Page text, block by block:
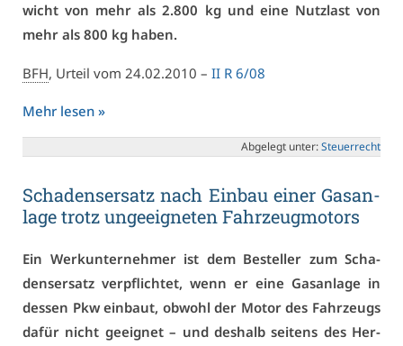
wicht von mehr als 2.800 kg und ei­ne Nutz­last von
mehr als 800 kg ha­ben.
BFH, Ur­teil vom 24.02.2010 – II R 6/08
Mehr le­sen »
Ab­ge­legt un­ter:Steu­er­recht
Scha­dens­er­satz nach Ein­bau ei­ner Gas­an­
la­ge trotz un­ge­eig­ne­ten Fahr­zeug­mo­tors
Ein Werk­un­ter­neh­mer ist dem Be­stel­ler zum Scha­
dens­er­satz ver­pflich­tet, wenn er ei­ne Gas­an­la­ge in
des­sen Pkw ein­baut, ob­wohl der Mo­tor des Fahr­zeugs
da­für nicht ge­eig­net – und des­halb sei­tens des Her­